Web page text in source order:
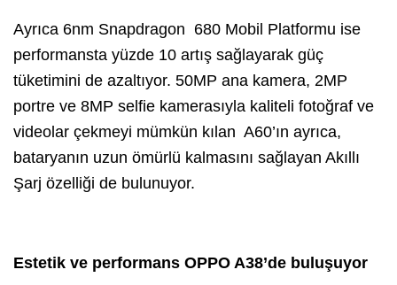
Ayrıca 6nm Snapdragon 680 Mobil Platformu ise
performansta yüzde 10 artış sağlayarak güç
tüketimini de azaltıyor. 50MP ana kamera, 2MP
portre ve 8MP selfie kamerasıyla kaliteli fotoğraf ve
videolar çekmeyi mümkün kılan A60’ın ayrıca,
bataryanın uzun ömürlü kalmasını sağlayan Akıllı
Şarj özelliği de bulunuyor.
Estetik ve performans OPPO A38’de buluşuyor